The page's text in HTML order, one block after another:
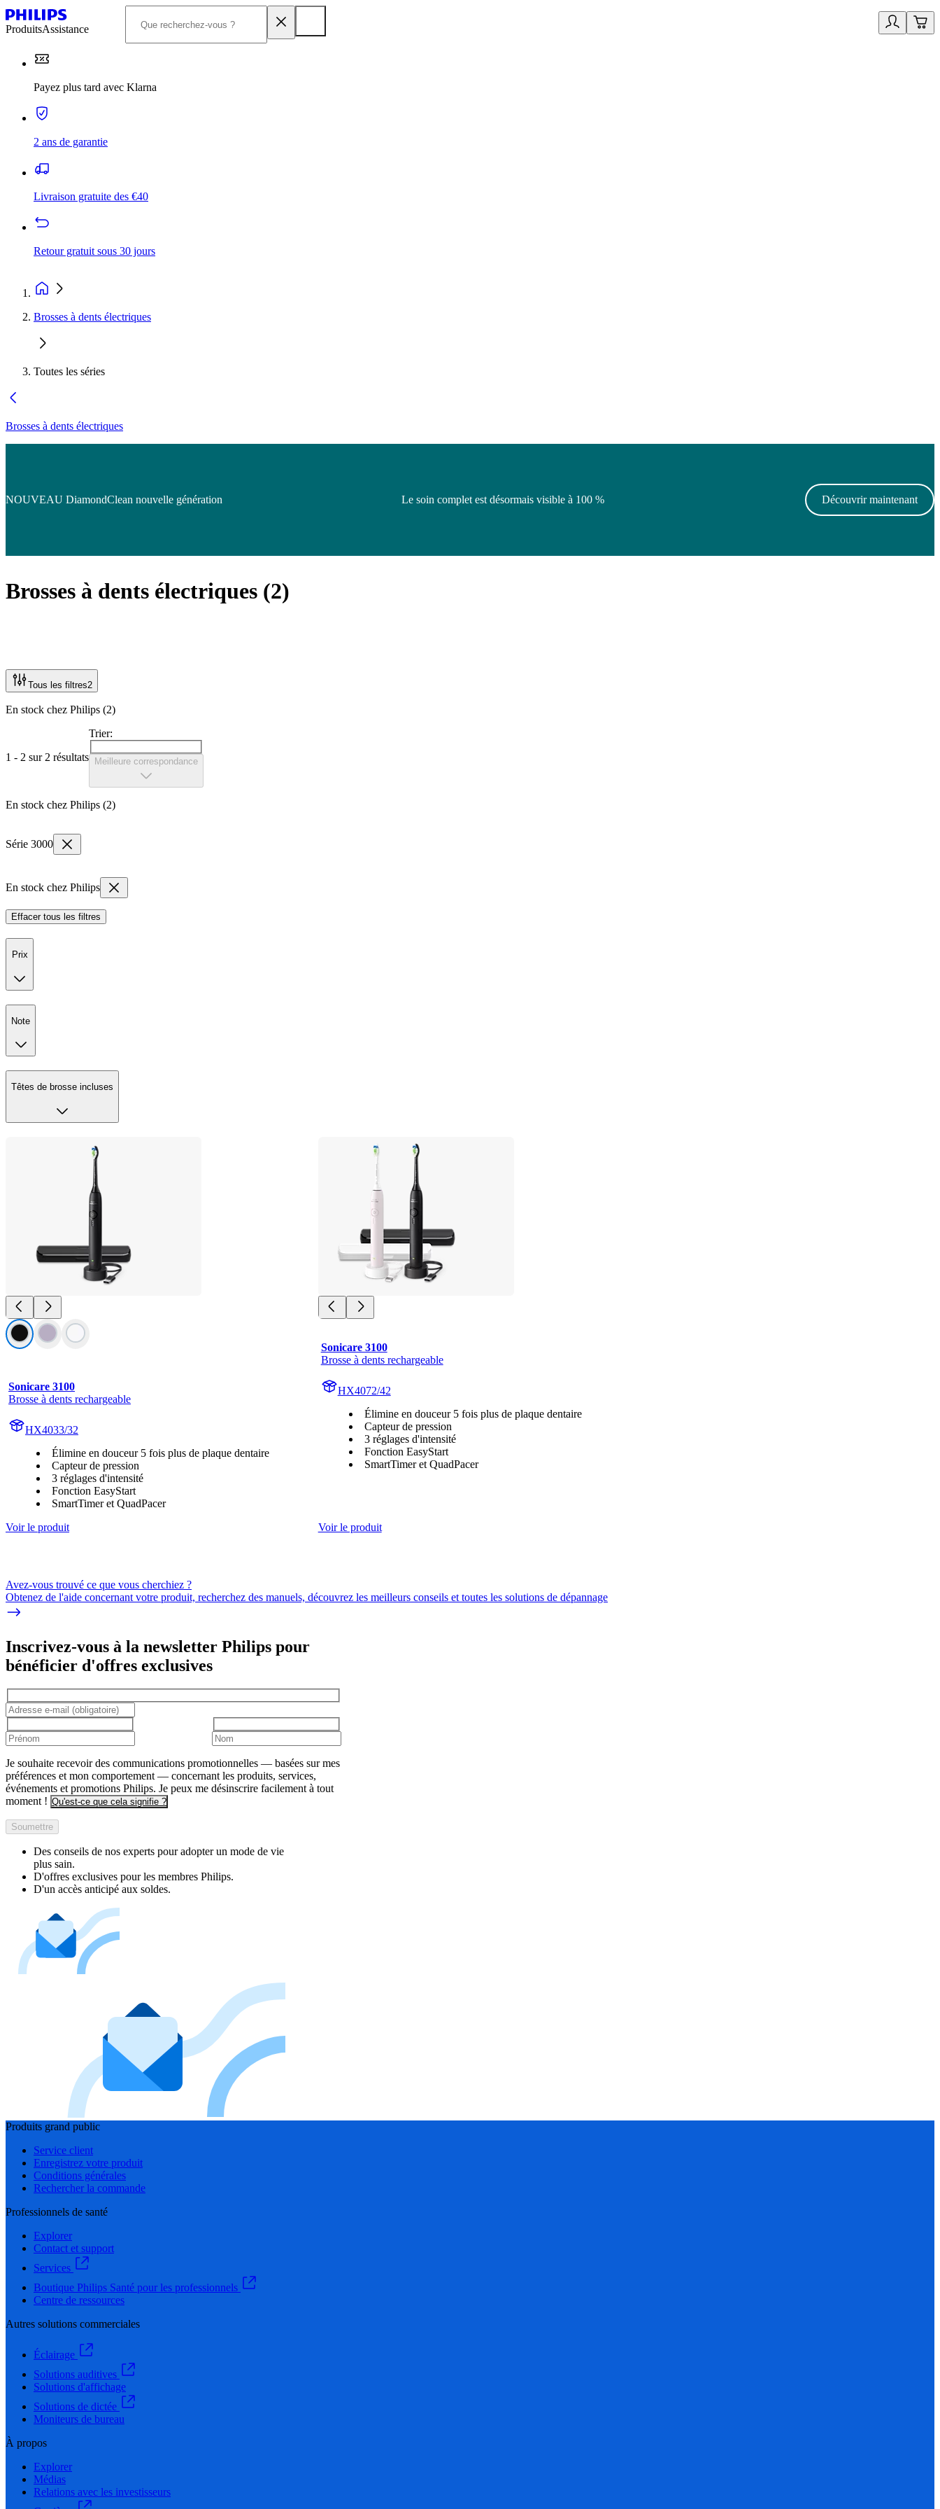
ProduitsAssistance
Payez plus tard avec Klarna
2 ans de garantie
Livraison gratuite des €40
Retour gratuit sous 30 jours
Brosses à dents électriques
Toutes les séries
Brosses à dents électriques
NOUVEAU DiamondClean nouvelle génération Le soin complet est désormais visible à 100 % Découvrir maintenant
Brosses à dents électriques (2)
Tous les filtres2
En stock chez Philips (2)
1 - 2 sur 2 résultats
Trier:
Meilleure correspondance
En stock chez Philips (2)
Série 3000
En stock chez Philips
Effacer tous les filtres
Prix
Note
Têtes de brosse incluses
Sonicare 3100
Brosse à dents rechargeable
HX4033/32
Élimine en douceur 5 fois plus de plaque dentaire
Capteur de pression
3 réglages d'intensité
Fonction EasyStart
SmartTimer et QuadPacer
Voir le produit
Sonicare 3100
Brosse à dents rechargeable
HX4072/42
Élimine en douceur 5 fois plus de plaque dentaire
Capteur de pression
3 réglages d'intensité
Fonction EasyStart
SmartTimer et QuadPacer
Voir le produit
Avez-vous trouvé ce que vous cherchiez ?
Obtenez de l'aide concernant votre produit, recherchez des manuels, découvrez les meilleurs conseils et toutes les solutions de dépannage
Inscrivez-vous à la newsletter Philips pour
bénéficier d'offres exclusives
Je souhaite recevoir des communications promotionnelles — basées sur mes
préférences et mon comportement — concernant les produits, services,
événements et promotions Philips. Je peux me désinscrire facilement à tout
moment ! Qu'est-ce que cela signifie ?
Soumettre
Des conseils de nos experts pour adopter un mode de vie
plus sain.
D'offres exclusives pour les membres Philips.
D'un accès anticipé aux soldes.
Produits grand public
Service client
Enregistrez votre produit
Conditions générales
Rechercher la commande
Professionnels de santé
Explorer
Contact et support
Services
Boutique Philips Santé pour les professionnels
Centre de ressources
Autres solutions commerciales
Éclairage
Solutions auditives
Solutions d'affichage
Solutions de dictée
Moniteurs de bureau
À propos
Explorer
Médias
Relations avec les investisseurs